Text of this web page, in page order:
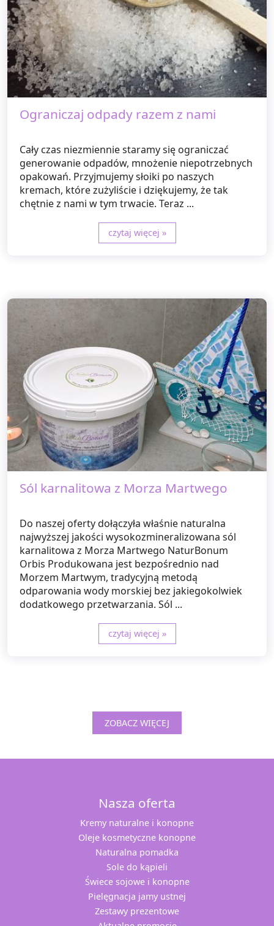
Ograniczaj odpady razem z nami
Cały czas niezmiennie staramy się ograniczać
generowanie odpadów, mnożenie niepotrzebnych
opakowań. Przyjmujemy słoiki po naszych
kremach, które zużyliście i dziękujemy, że tak
chętnie z nami w tym trwacie. Teraz ...
czytaj więcej »
Sól karnalitowa z Morza Martwego
Do naszej oferty dołączyła właśnie naturalna
najwyższej jakości wysokozmineralizowana sól
karnalitowa z Morza Martwego NaturBonum
Orbis Produkowana jest bezpośrednio nad
Morzem Martwym, tradycyjną metodą
odparowania wody morskiej bez jakiegokolwiek
dodatkowego przetwarzania. Sól ...
czytaj więcej »
ZOBACZ WIĘCEJ
Nasza oferta
Kremy naturalne i konopne
Oleje kosmetyczne konopne
Naturalna pomadka
Sole do kąpieli
Świece sojowe i konopne
Pielęgnacja jamy ustnej
Zestawy prezentowe